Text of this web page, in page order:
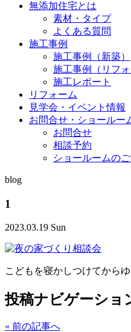
無添加住宅とは
素材・タイプ
よくある質問
施工事例
施工事例（新築）
施工事例（リフォ
施工レポート
リフォーム
見学会・イベント情報
お問合せ・ショールー
お問合せ
相談予約
ショールームの
blog
1
2023.03.19 Sun
こどもを寝かしつけてから
投稿ナビゲーショ
« 前の記事へ